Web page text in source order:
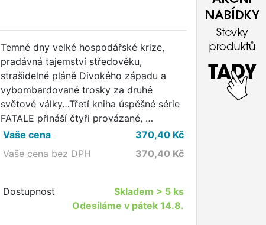
Temné dny velké hospodářské krize,
pradávná tajemství středověku,
strašidelné pláně Divokého západu a
vybombardované trosky za druhé
světové války…Třetí kniha úspěšné série
FATALE přináší čtyři provázané, …
Vaše cena
370,40Kč
Vaše cena bez DPH
370,40 Kč
Dostupnost Skladem > 5 ks
Odesíláme v pátek 14.8.